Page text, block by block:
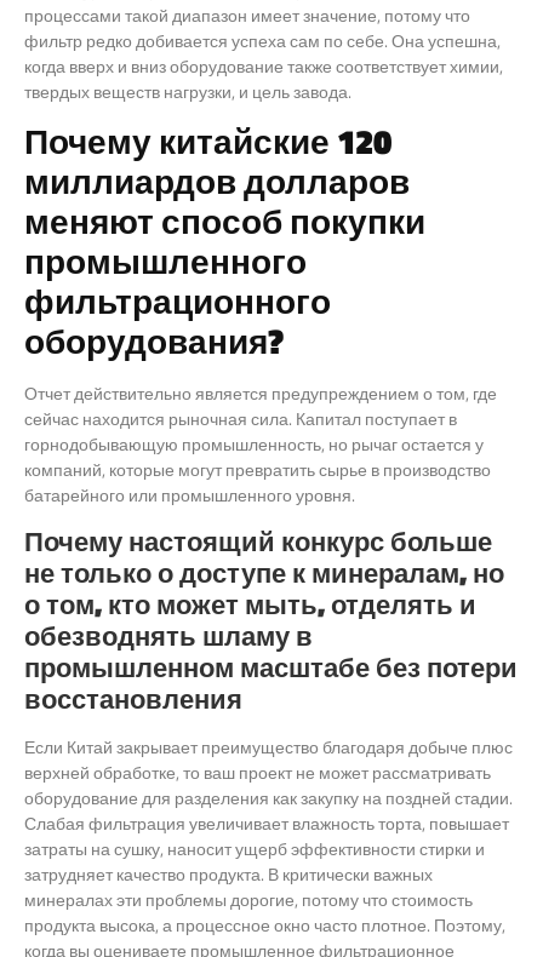
процессами такой диапазон имеет значение, потому что
фильтр редко добивается успеха сам по себе. Она успешна,
когда вверх и вниз оборудование также соответствует химии,
твердых веществ нагрузки, и цель завода.
Почему китайские 120
миллиардов долларов
меняют способ покупки
промышленного
фильтрационного
оборудования?
Отчет действительно является предупреждением о том, где
сейчас находится рыночная сила. Капитал поступает в
горнодобывающую промышленность, но рычаг остается у
компаний, которые могут превратить сырье в производство
батарейного или промышленного уровня.
Почему настоящий конкурс больше
не только о доступе к минералам, но
о том, кто может мыть, отделять и
обезводнять шламу в
промышленном масштабе без потери
восстановления
Если Китай закрывает преимущество благодаря добыче плюс
верхней обработке, то ваш проект не может рассматривать
оборудование для разделения как закупку на поздней стадии.
Слабая фильтрация увеличивает влажность торта, повышает
затраты на сушку, наносит ущерб эффективности стирки и
затрудняет качество продукта. В критически важных
минералах эти проблемы дорогие, потому что стоимость
продукта высока, а процессное окно часто плотное. Поэтому,
когда вы оцениваете промышленное фильтрационное